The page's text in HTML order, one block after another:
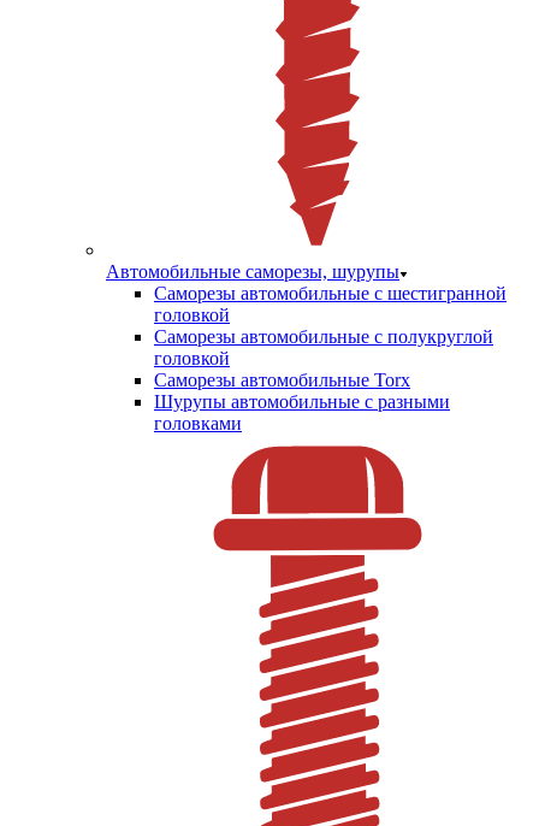
Автомобильные саморезы, шурупы
Саморезы автомобильные с шестигранной
головкой
Саморезы автомобильные с полукруглой
головкой
Саморезы автомобильные Torx
Шурупы автомобильные с разными
головками